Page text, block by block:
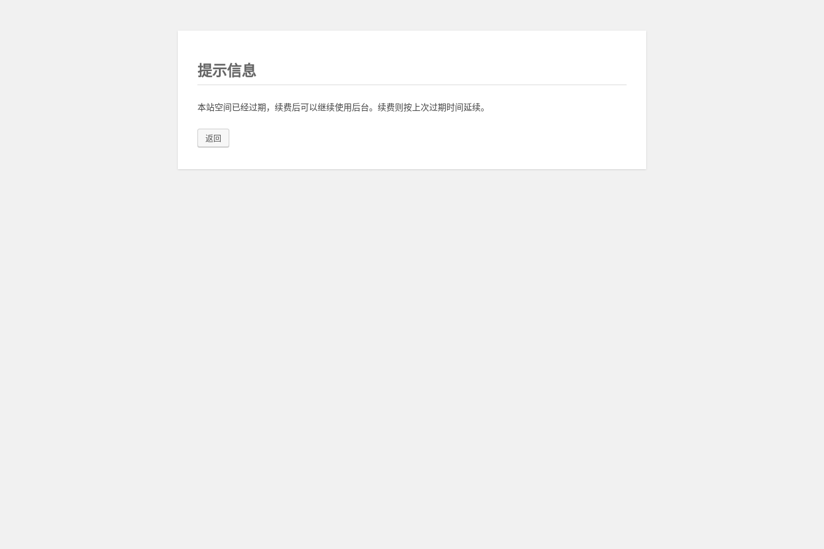
提示信息
本站空间已经过期，续费后可以继续使用后台。续费则按上次过期时间延续。
返回